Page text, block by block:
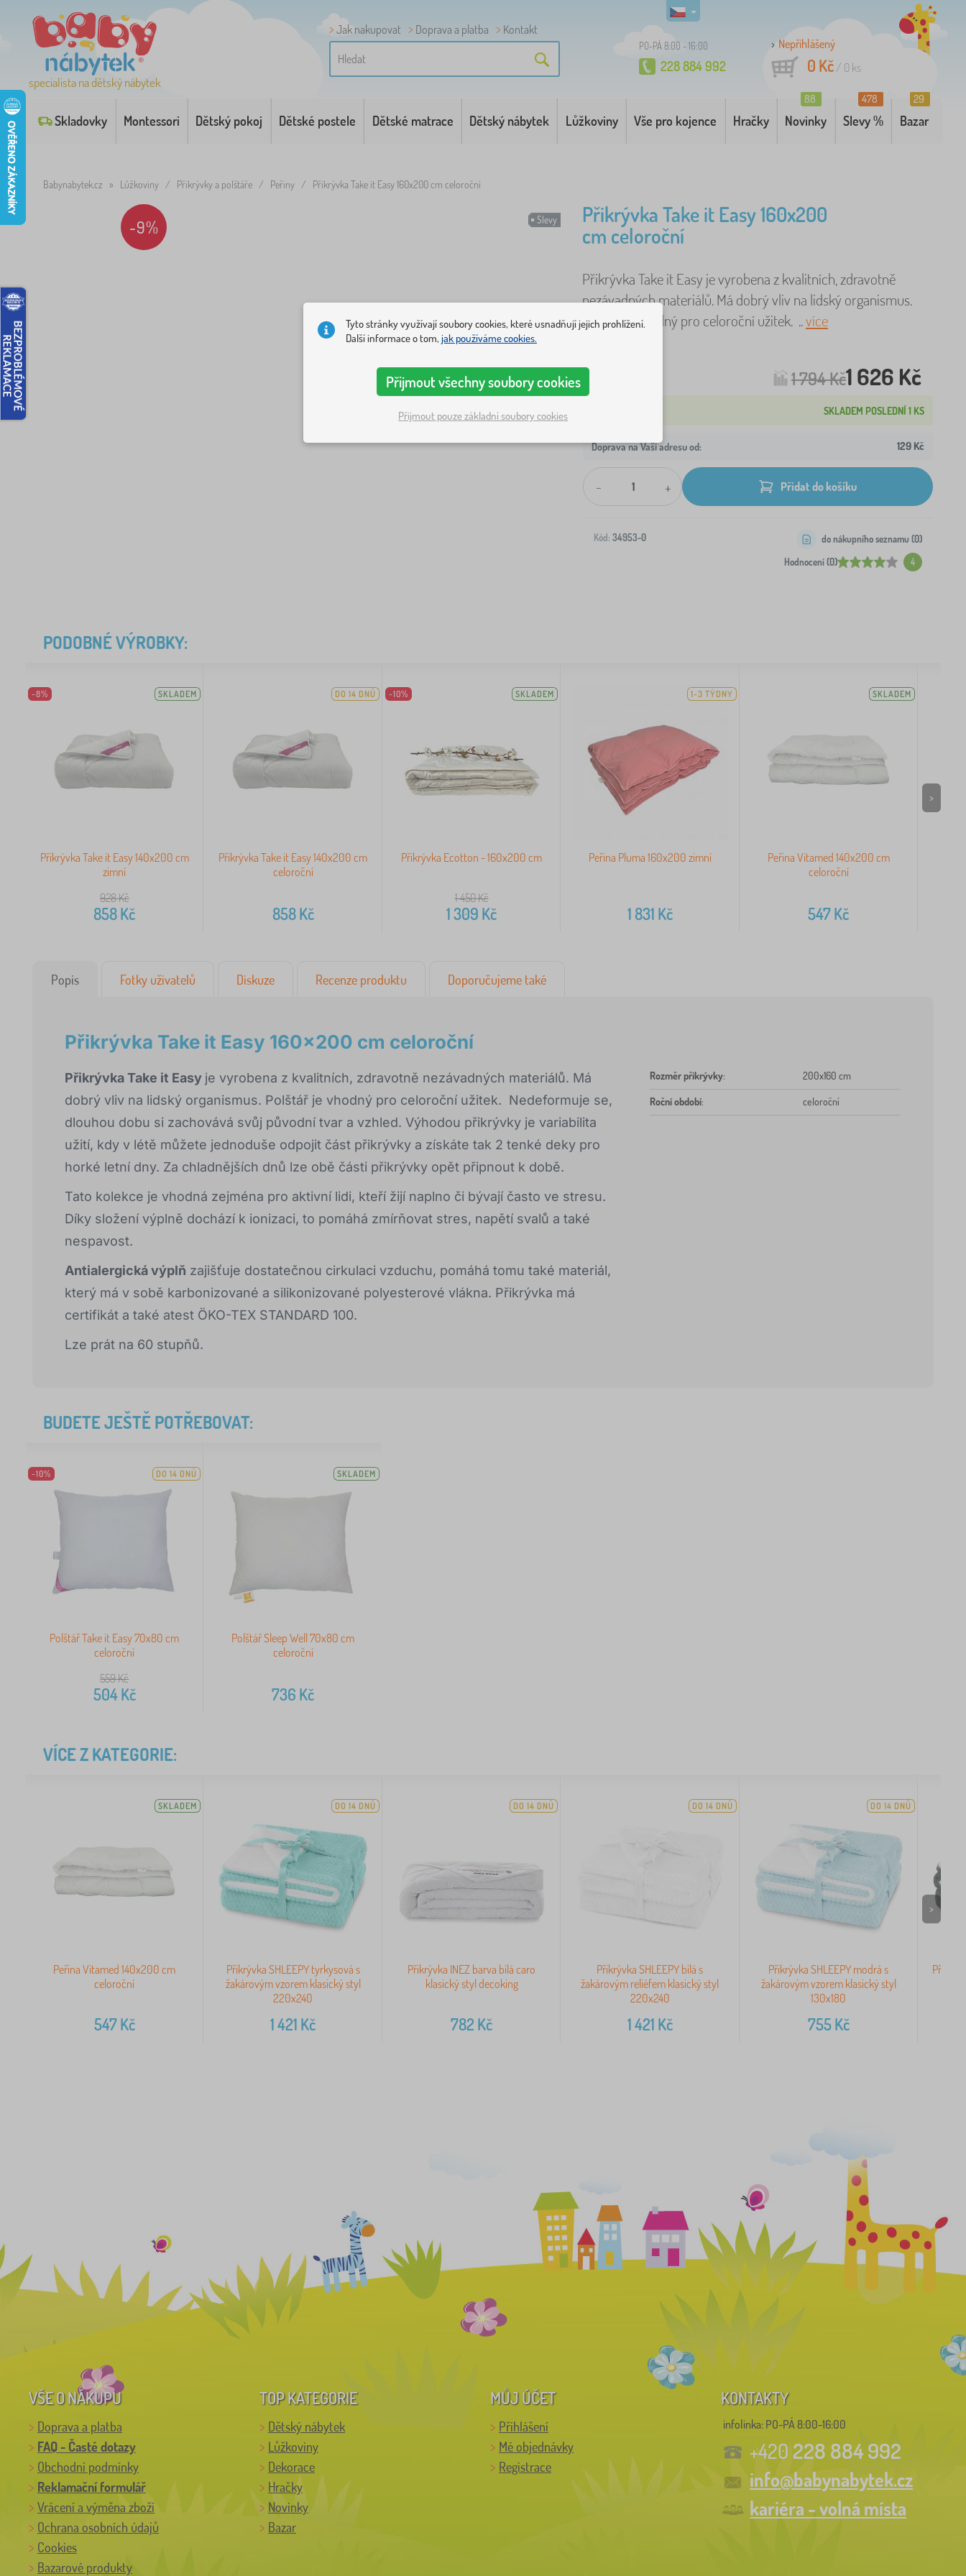
specialista na dětský nábytek
Jak nakupovat Doprava a platba Kontakt
PO-PÁ 8:00 - 16:00
228 884 992
Nepřihlášený
0 Kč/ 0 ks
Skladovky Montessori Dětský pokoj Dětské postele Dětské matrace Dětský nábytek Lůžkoviny Vše pro kojence Hračky Novinky
88
Slevy %
478
Bazar
29
Babynabytek.cz » Lůžkoviny / Přikrývky a polštáře / Peřiny / Přikrývka Take it Easy 160x200 cm celoroční
Slevy
-9%
Přikrývka Take it Easy 160x200
cm celoroční
Přikrývka Take it Easy je vyrobena z kvalitních, zdravotně
nezávadných materiálů. Má dobrý vliv na lidský organismus.
Polštář je vhodný pro celoroční užitek. ..více
1 794 Kč1 626 Kč
SKLADEM POSLEDNÍ 1 KS
Doprava na Vaši adresu od: 129 Kč
- + Přidat do košíku
Kód: 34953-0
Hodnocení (0) 4
do nákupního seznamu (0)
PODOBNÉ VÝROBKY:
-8% SKLADEM
Přikrývka Take it Easy 140x200 cm
zimní
928Kč
858Kč
DO 14 DNŮ
Přikrývka Take it Easy 140x200 cm
celoroční
858Kč
-10% SKLADEM
Přikrývka Ecotton - 160x200 cm
1 450Kč
1 309 Kč
1-3 TÝDNY
Peřina Pluma 160x200 zimní
1 831 Kč
SKLADEM
Peřina Vitamed 140x200 cm
celoroční
547Kč
>
Popis Fotky uživatelů Diskuze Recenze produktu Doporučujeme také
Přikrývka Take it Easy 160x200 cm celoroční
Přikrývka Take it Easy je vyrobena z kvalitních, zdravotně nezávadných materiálů. Má
dobrý vliv na lidský organismus. Polštář je vhodný pro celoroční užitek. Nedeformuje se,
dlouhou dobu si zachovává svůj původní tvar a vzhled. Výhodou přikrývky je variabilita
užití, kdy v létě můžete jednoduše odpojit část přikrývky a získáte tak 2 tenké deky pro
horké letní dny. Za chladnějších dnů lze obě části přikrývky opět připnout k době.
Tato kolekce je vhodná zejména pro aktivní lidi, kteří žijí naplno či bývají často ve stresu.
Díky složení výplně dochází k ionizaci, to pomáhá zmírňovat stres, napětí svalů a také
nespavost.
Antialergická výplň zajišťuje dostatečnou cirkulaci vzduchu, pomáhá tomu také materiál,
který má v sobě karbonizované a silikonizované polyesterové vlákna. Přikrývka má
certifikát a také atest ÖKO-TEX STANDARD 100.
Lze prát na 60 stupňů.
Rozměr přikrývky: 200x160 cm
Roční období: celoroční
BUDETE JEŠTĚ POTŘEBOVAT:
-10% DO 14 DNŮ
Polštář Take it Easy 70x80 cm
celoroční
559Kč
504Kč
SKLADEM
Polštář Sleep Well 70x80 cm
celoroční
736 Kč
VÍCE Z KATEGORIE:
SKLADEM
Peřina Vitamed 140x200 cm
celoroční
547Kč
DO 14 DNŮ
Přikrývka SHLEEPY tyrkysová s
žakárovým vzorem klasický styl
220x240
1 421 Kč
DO 14 DNŮ
Přikrývka INEZ barva bílá caro
klasický styl decoking
782 Kč
DO 14 DNŮ
Přikrývka SHLEEPY bílá s
žakárovým reliéfem klasický styl
220x240
1 421 Kč
DO 14 DNŮ
Přikrývka SHLEEPY modrá s
žakárovým vzorem klasický styl
130x180
755Kč
>
VŠE O NÁKUPU
Doprava a platba
FAQ - Časté dotazy
Obchodní podmínky
Reklamační formulář
Vrácení a výměna zboží
Ochrana osobních údajů
Cookies
Bazarové produkty
TOP KATEGORIE
Dětský nábytek
Lůžkoviny
Dekorace
Hračky
Novinky
Bazar
MŮJ ÚČET
Přihlášení
Mé objednávky
Registrace
KONTAKTY
infolinka: PO-PÁ 8:00-16:00
+420 228 884 992
info@babynabytek.cz
kariéra - volná místa
Tyto stránky využívají soubory cookies, které usnadňují jejich prohlížení.
Další informace o tom, jak používáme cookies.
Přijmout všechny soubory cookies
Přijmout pouze základní soubory cookies